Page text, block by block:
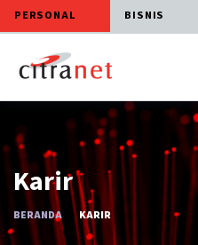
PERSONAL BISNIS
Karir
BERANDA KARIR